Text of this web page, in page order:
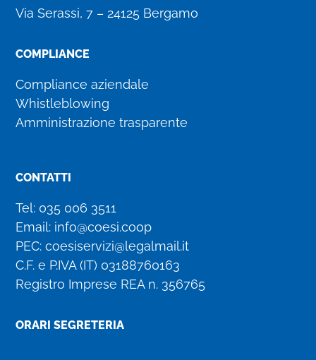
Via Serassi, 7 – 24125 Bergamo
COMPLIANCE
Compliance aziendale
Whistleblowing
Amministrazione trasparente
CONTATTI
Tel: 035 006 3511
Email: info@coesi.coop
PEC:coesiservizi@legalmail.it
C.F. e P.IVA (IT) 03188760163
Registro Imprese REA n. 356765
ORARI SEGRETERIA